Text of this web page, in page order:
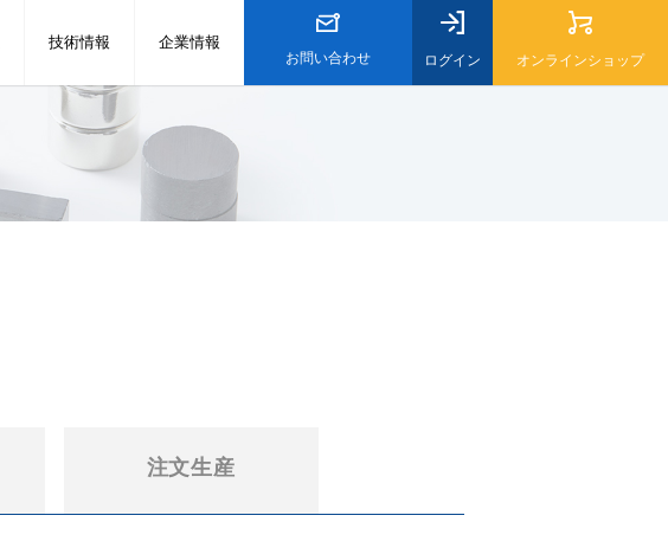
技術情報 企業情報
お問い合わせ ログイン オンラインショップ
注文生産